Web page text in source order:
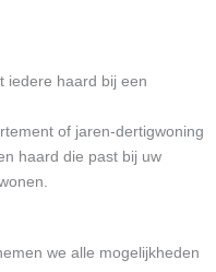
iedere haard bij een
of jaren-dertigwoning
haard die past bij uw
we alle mogelijkheden